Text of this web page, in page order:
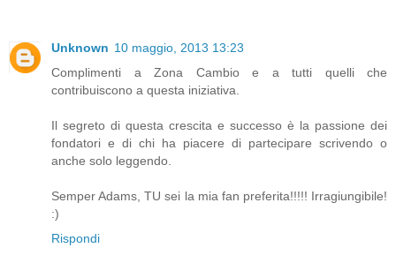
Unknown 10 maggio, 2013 13:23
Complimenti a Zona Cambio e a tutti quelli che
contribuiscono a questa iniziativa.
Il segreto di questa crescita e successo è la passione dei
fondatori e di chi ha piacere di partecipare scrivendo o
anche solo leggendo.
Semper Adams, TU sei la mia fan preferita!!!!! Irragiungibile!
:)
Rispondi